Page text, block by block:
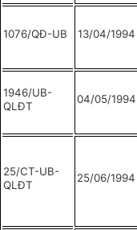
1076/QĐ-UB 13/04/1994
1946/UB-
QLĐT
04/05/1994
25/CT-UB-
QLĐT
25/06/1994